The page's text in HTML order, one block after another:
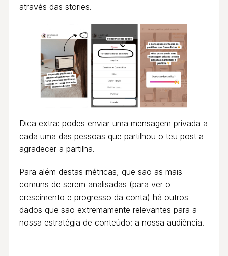
através das stories.
Dica extra: podes enviar uma mensagem privada a
cada uma das pessoas que partilhou o teu post a
agradecer a partilha.
Para além destas métricas, que são as mais
comuns de serem analisadas (para ver o
crescimento e progresso da conta) há outros
dados que são extremamente relevantes para a
nossa estratégia de conteúdo: a nossa audiência.